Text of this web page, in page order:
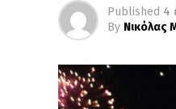
Published 4
By Νικόλας